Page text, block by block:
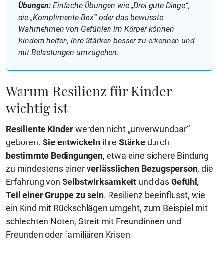
Übungen: Einfache Übungen wie „Drei gute Dinge“,
die „Komplimente-Box“ oder das bewusste
Wahrnehmen von Gefühlen im Körper können
Kindern helfen, ihre Stärken besser zu erkennen und
mit Belastungen umzugehen.
Warum Resilienz für Kinder
wichtig ist
Resiliente Kinderwerden nicht „unverwundbar“
geboren. Sieentwickeln ihre Stärkedurch
bestimmte Bedingungen, etwa eine sichere Bindung
zu mindestens einerverlässlichen Bezugsperson, die
Erfahrung von Selbstwirksamkeit und dasGefühl,
Teil einer Gruppe zu sein. Resilienz beeinflusst, wie
ein Kind mit Rückschlägen umgeht, zum Beispiel mit
schlechten Noten, Streit mit Freundinnen und
Freunden oder familiären Krisen.